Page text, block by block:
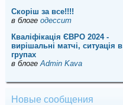
Скорiш за все!!!!
в блоге одессит
Кваліфікація ЄВРО 2024 -
вирішальні матчі, ситуація в
групах
в блогеAdmin Kava
Новые сообщения